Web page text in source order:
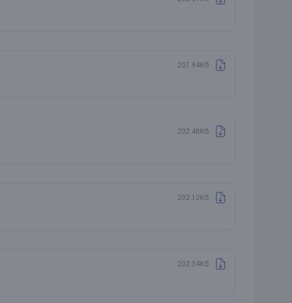
207.94Кб
202.48Кб
202.12Кб
202.34Кб